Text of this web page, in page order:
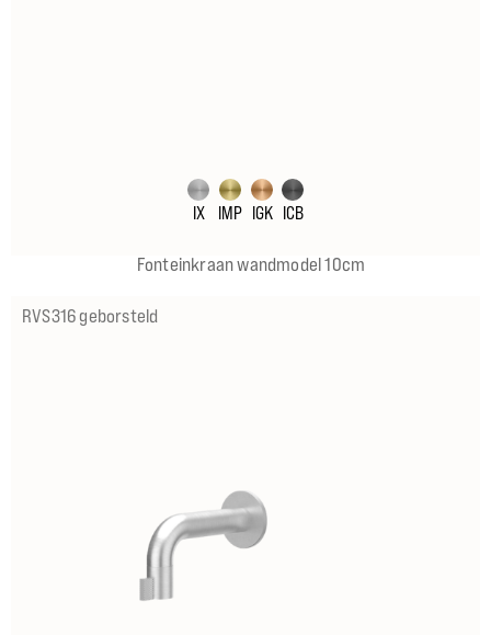
IX IMP IGK ICB
Fonteinkraan wandmodel 10cm
RVS316 geborsteld